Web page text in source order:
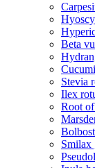
Beta
Stevia
Ilex
Root
Smilax